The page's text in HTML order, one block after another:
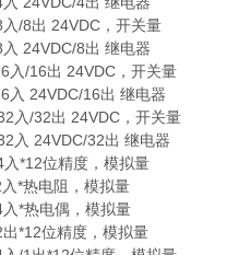
/8出 24VDC，开关量
24VDC/8出 继电器
入/16出 24VDC，开关量
入 24VDC/16出 继电器
入/32出 24VDC，开关量
入 24VDC/32出 继电器
*12位精度，模拟量
*热电阻，模拟量
*热电偶，模拟量
*12位精度，模拟量